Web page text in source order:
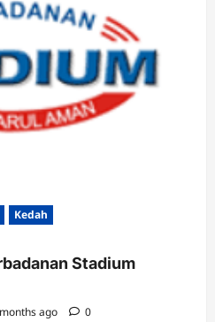
Kedah
Stadium
ago 0